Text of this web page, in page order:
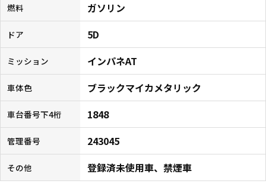
燃料 ガソリン
ドア 5D
ミッション インパネAT
車体色 ブラックマイカメタリック
車台番号下4桁 1848
管理番号 243045
その他 登録済未使用車、禁煙車